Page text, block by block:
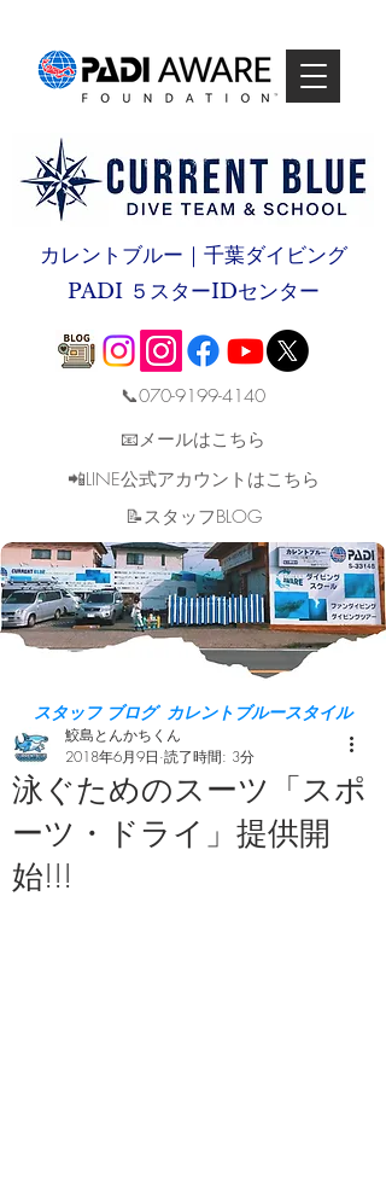
カレントブルー｜千葉ダイビング
PADI ５スターIDセンター
📞070-9199-4140
📧メールはこちら
📲LINE公式アカウントはこちら
​📝スタッフBLOG
スタッフ ブログ カレントブルースタイル
泳ぐためのスーツ「スポ
ーツ・ドライ」提供開
始!!!
鮫島とんかちくん
2018年6月9日 読了時間: 3分